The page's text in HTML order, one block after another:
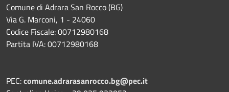
Comune di Adrara San Rocco (BG)
Via G. Marconi, 1 - 24060
Codice Fiscale: 00712980168
Partita IVA: 00712980168
PEC:comune.adrarasanrocco.bg@pec.it